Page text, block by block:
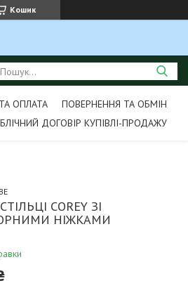
Кошик
ОПЛАТА
ПОВЕРНЕННЯ ТА ОБМІН
ДОГОВІР КУПІВЛІ-ПРОДАЖУ
COREY ЗІ
НІЖКАМИ